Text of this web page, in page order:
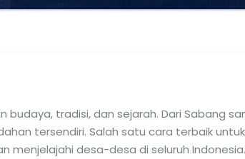
tradisi, dan sejarah. Dari Sabang
tersendiri. Salah satu cara terbaik untuk
menjelajahi desa-desa di seluruh